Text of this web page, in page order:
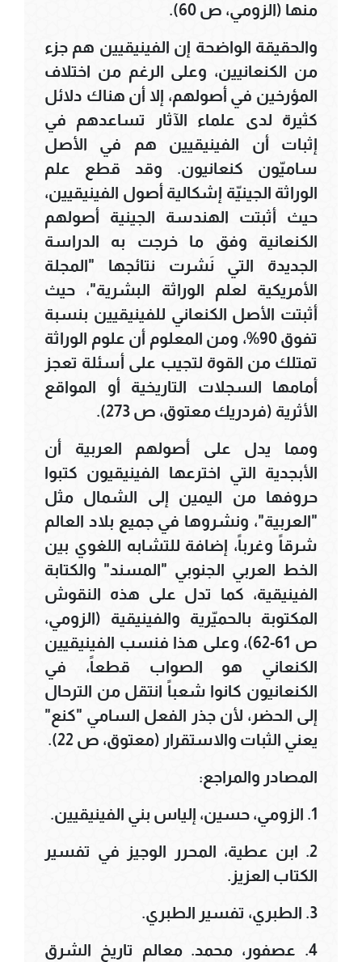
منها (الزومي، ص 60).
والحقيقة الواضحة إن الفينيقيين هم جزء
من الكنعانيين، وعلى الرغم من اختلاف
المؤرخين في أصولهم، إلا أن هناك دلائل
كثيرة لدى علماء الآثار تساعدهم في
إثبات أن الفينيقيين هم في الأصل
ساميّون كنعانيون. وقد قطع علم
الوراثة الجينيّة إشكالية أصول الفينيقيين،
حيث أثبتت الهندسة الجينية أصولهم
الكنعانية وفق ما خرجت به الدراسة
الجديدة التي نَشرت نتائجها "المجلة
الأمريكية لعلم الوراثة البشرية"، حيث
أثبتت الأصل الكنعاني للفينيقيين بنسبة
تفوق 90%، ومن المعلوم أن علوم الوراثة
تمتلك من القوة لتجيب على أسئلة تعجز
أمامها السجلات التاريخية أو المواقع
الأثرية (فردريك معتوق، ص 273).
ومما يدل على أصولهم العربية أن
الأبجدية التي اخترعها الفينيقيون كتبوا
حروفها من اليمين إلى الشمال مثل
"العربية"، ونشروها في جميع بلاد العالم
شرقاً وغرباً، إضافة للتشابه اللغوي بين
الخط العربي الجنوبي "المسند" والكتابة
الفينيقية، كما تدل على هذه النقوش
المكتوبة بالحميّرية والفينيقية (الزومي،
ص 61-62)، وعلى هذا فنسب الفينيقيين
الكنعاني هو الصواب قطعاً، في
الكنعانيون كانوا شعباً انتقل من الترحال
إلى الحضر، لأن جذر الفعل السامي "كنع"
يعني الثبات والاستقرار (معتوق، ص 22).
المصادر والمراجع:
1. الزومي، حسين، إلياس بني الفينيقيين.
2. ابن عطية، المحرر الوجيز في تفسير
الكتاب العزيز.
3. الطبري، تفسير الطبري.
4. عصفور، محمد. معالم تاريخ الشرق